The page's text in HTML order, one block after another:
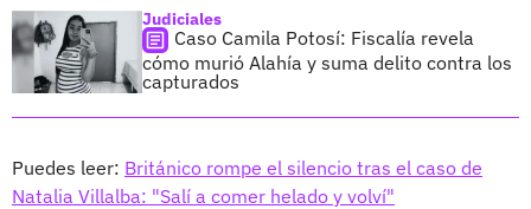
Judiciales
Caso Camila Potosí: Fiscalía revela
cómo murió Alahía y suma delito contra los
capturados
Puedes leer: Británico rompe el silencio tras el caso de
Natalia Villalba: "Salí a comer helado y volví"